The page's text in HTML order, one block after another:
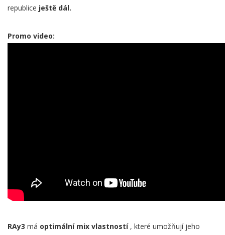
republice ještě dál.
Promo video:
RAy3 má optimální mix vlastností , které umožňují jeho